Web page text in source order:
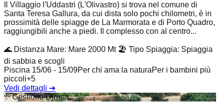
Il Villaggio l'Uddastri (L'Olivastro) si trova nel comune di
Santa Teresa Gallura, da cui dista solo pochi chilometri, è in
prossimità delle spiagge de La Marmorata e di Porto Quadro,
raggiungibili anche a piedi. Il complesso con al centro...
🌊 Distanza Mare: Mare 2000 Mt 🏖️ Tipo Spiaggia: Spiaggia
di sabbia e scogli
Piscina 15/06 - 15/09Per chi ama la naturaPer i bambini più
piccoli+5
Vedi dettagli ➔
✨Gestione Diretta